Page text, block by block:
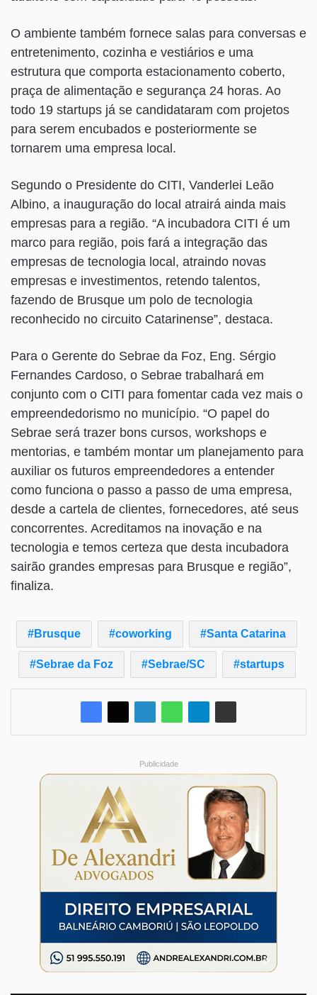
O ambiente também fornece salas para conversas e
entretenimento, cozinha e vestiários e uma
estrutura que comporta estacionamento coberto,
praça de alimentação e segurança 24 horas. Ao
todo 19 startups já se candidataram com projetos
para serem encubados e posteriormente se
tornarem uma empresa local.
Segundo o Presidente do CITI, Vanderlei Leão
Albino, a inauguração do local atrairá ainda mais
empresas para a região. “A incubadora CITI é um
marco para região, pois fará a integração das
empresas de tecnologia local, atraindo novas
empresas e investimentos, retendo talentos,
fazendo de Brusque um polo de tecnologia
reconhecido no circuito Catarinense”, destaca.
Para o Gerente do Sebrae da Foz, Eng. Sérgio
Fernandes Cardoso, o Sebrae trabalhará em
conjunto com o CITI para fomentar cada vez mais o
empreendedorismo no município. “O papel do
Sebrae será trazer bons cursos, workshops e
mentorias, e também montar um planejamento para
auxiliar os futuros empreendedores a entender
como funciona o passo a passo de uma empresa,
desde a cartela de clientes, fornecedores, até seus
concorrentes. Acreditamos na inovação e na
tecnologia e temos certeza que desta incubadora
sairão grandes empresas para Brusque e região”,
finaliza.
Brusque coworking Santa Catarina
Sebrae da Foz Sebrae/SC startups
Publicidade